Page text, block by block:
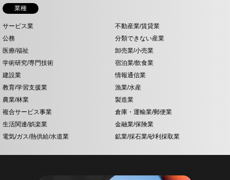
業種
サービス業
不動産業/賃貸業
公務
分類できない産業
医療/福祉
卸売業/小売業
学術研究/専門技術
宿泊業/飲食業
建設業
情報通信業
教育/学習支援業
漁業/水産
農業/林業
製造業
複合サービス事業
倉庫・運輸業/郵便業
生活関連/娯楽業
金融業/保険業
電気/ガス/熱供給/水道業
鉱業/採石業/砂利採取業